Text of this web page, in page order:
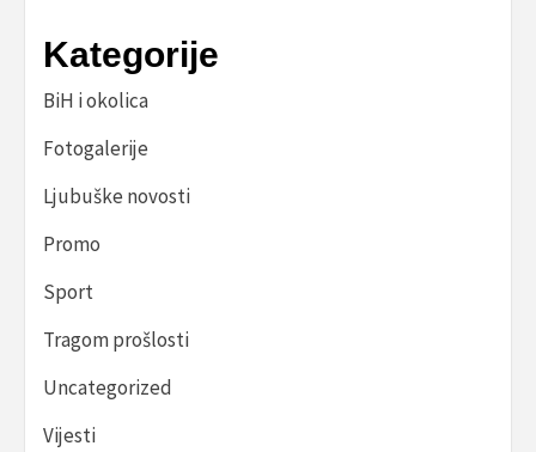
Kategorije
BiH i okolica
Fotogalerije
Ljubuške novosti
Promo
Sport
Tragom prošlosti
Uncategorized
Vijesti